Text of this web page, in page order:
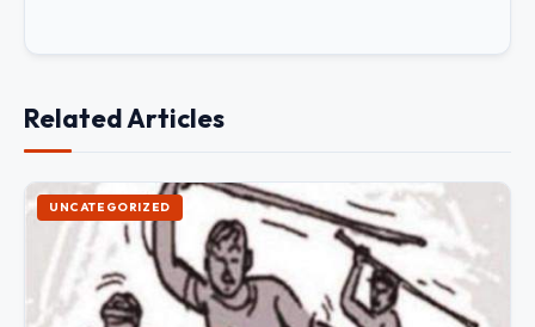
Related Articles
UNCATEGORIZED